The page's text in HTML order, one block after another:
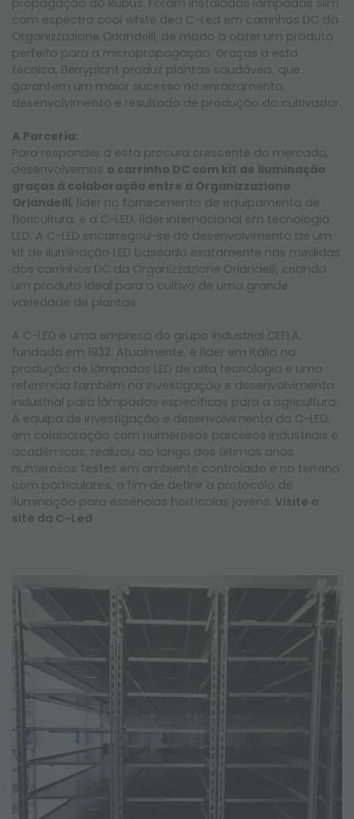
com espectro cool white dea C-Led em carrinhos DC da
Organizzazione Orlandelli, de modo a obter um produto
perfeito para a micropropagação. Graças a esta
técnica, Berryplant produz plantas saudáveis, que
garantem um maior sucesso no enraizamento,
desenvolvimento e resultado de produção do cultivador.
A Parceria:
Para responder a esta procura crescente do mercado,
desenvolvemos o carrinho DC com kit de iluminação
graças à colaboração entre a Organizzazione
Orlandelli, líder no fornecimento de equipamento de
floricultura, e a C-LED, líder internacional em tecnologia
LED. A C-LED encarregou-se do desenvolvimento de um
kit de iluminação LED baseado exatamente nas medidas
dos carrinhos DC da Organizzazione Orlandelli, criando
um produto ideal para o cultivo de uma grande
variedade de plantas.
A C-LED é uma empresa do grupo industrial CEFLA,
fundada em 1932. Atualmente, é líder em Itália na
produção de lâmpadas LED de alta tecnologia e uma
referência também na investigação e desenvolvimento
industrial para lâmpadas específicas para a agricultura.
A equipa de investigação e desenvolvimento da C-LED,
em colaboração com numerosos parceiros industriais e
académicos, realizou ao longo dos últimos anos
numerosos testes em ambiente controlado e no terreno
com particulares, a fim de definir o protocolo de
iluminação para essências hortícolas jovens. Visite o
site da C-Led